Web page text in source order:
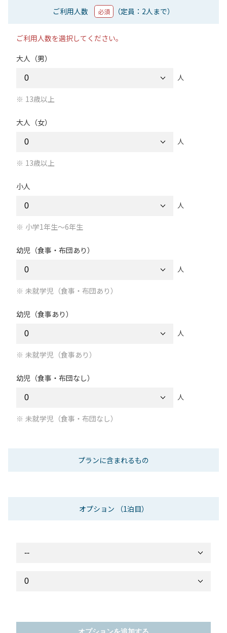
ご利用人数 必須 （定員：2人まで）
ご利用人数を選択してください。
大人（男）
人
13歳以上
大人（女）
人
13歳以上
小人
人
小学1年生～6年生
幼児（食事・布団あり）
人
未就学児（食事・布団あり）
幼児（食事あり）
人
未就学児（食事あり）
幼児（食事・布団なし）
人
未就学児（食事・布団なし）
プランに含まれるもの
オプション （1泊目）